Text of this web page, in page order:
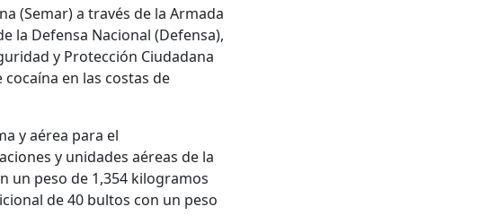
(Semar) a través de la Armada
la Defensa Nacional (Defensa),
y Protección Ciudadana
en las costas de
y aérea para el
y unidades aéreas de la
un peso de 1,354 kilogramos
de 40 bultos con un peso